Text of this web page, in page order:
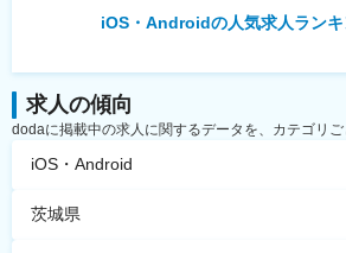
iOS・Androidの人気求人ラン
求人の傾向
dodaに掲載中の求人に関するデータを、カテゴリご
iOS・Android
茨城県